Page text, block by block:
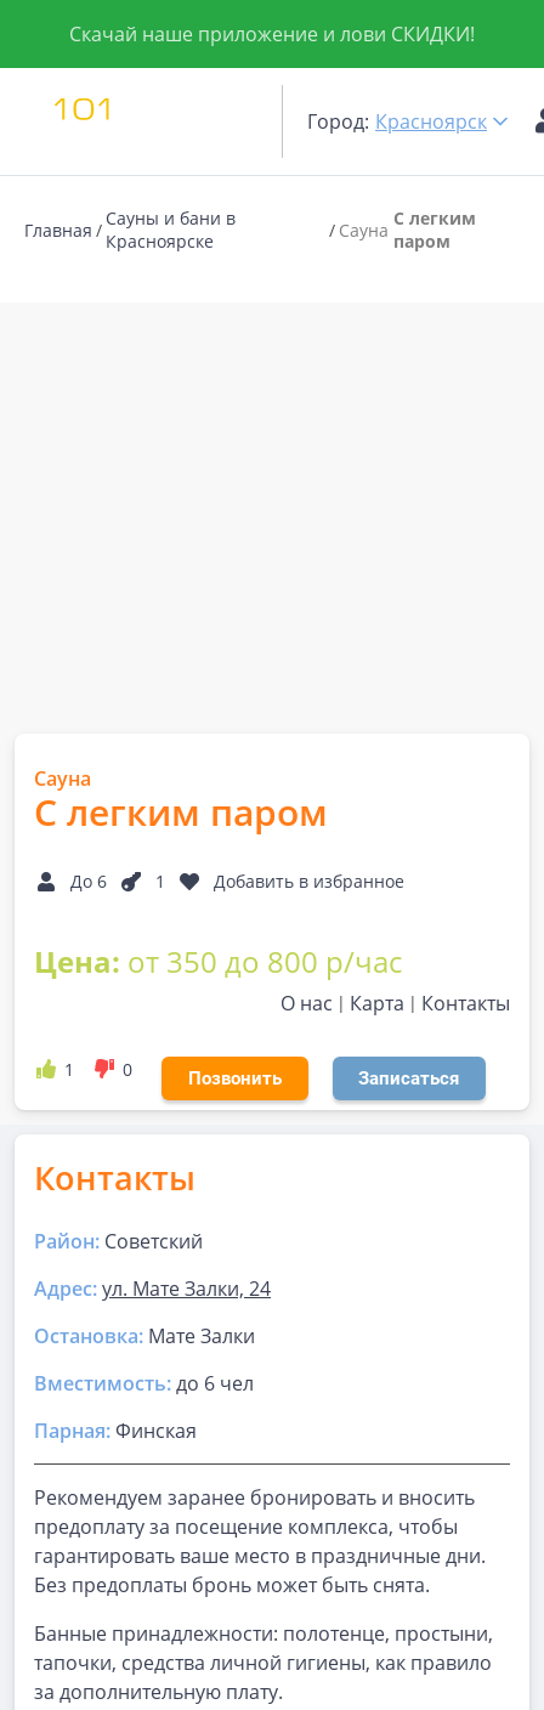
Скачай наше приложение и лови СКИДКИ!
Город: Красноярск
Главная
Сауны и бани в
Красноярске
Сауна С легким
паром
Сауна
С легким паром
До 6 1 Добавить в избранное
Цена: от 350 до 800 р/час
О нас Карта Контакты
1 0 Позвонить Записаться
Контакты
Район: Советский
Адрес:ул. Мате Залки, 24
Остановка: Мате Залки
Вместимость:до 6 чел
Парная:Финская
Рекомендуем заранее бронировать и вносить
предоплату за посещение комплекса, чтобы
гарантировать ваше место в праздничные дни.
Без предоплаты бронь может быть снята.
Банные принадлежности: полотенце, простыни,
тапочки, средства личной гигиены, как правило
за дополнительную плату.